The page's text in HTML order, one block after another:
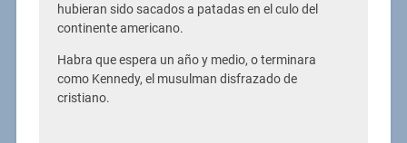
hubieran sido sacados a patadas en el culo del
continente americano.
Habra que espera un año y medio, o terminara
como Kennedy, el musulman disfrazado de
cristiano.